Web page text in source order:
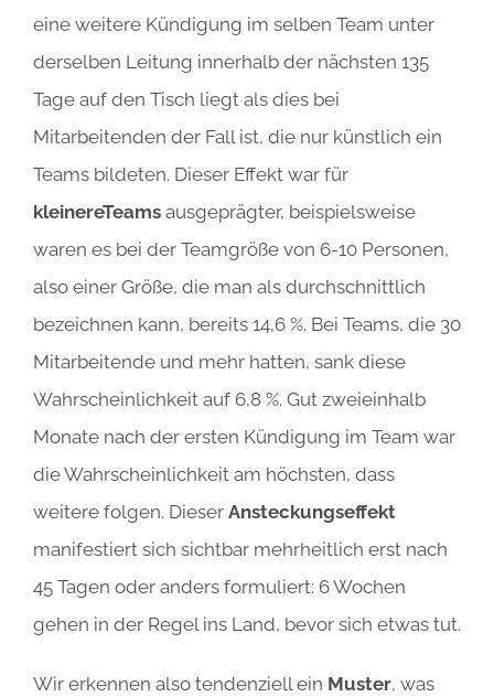
eine weitere Kündigung im selben Team unter
derselben Leitung innerhalb der nächsten 135
Tage auf den Tisch liegt als dies bei
Mitarbeitenden der Fall ist, die nur künstlich ein
Teams bildeten. Dieser Effekt war für
kleinereTeams ausgeprägter, beispielsweise
waren es bei der Teamgröße von 6-10 Personen,
also einer Größe, die man als durchschnittlich
bezeichnen kann, bereits 14,6 %. Bei Teams, die 30
Mitarbeitende und mehr hatten, sank diese
Wahrscheinlichkeit auf 6,8 %. Gut zweieinhalb
Monate nach der ersten Kündigung im Team war
die Wahrscheinlichkeit am höchsten, dass
weitere folgen. Dieser Ansteckungseffekt
manifestiert sich sichtbar mehrheitlich erst nach
45 Tagen oder anders formuliert: 6 Wochen
gehen in der Regel ins Land, bevor sich etwas tut.
Wir erkennen also tendenziell ein Muster, was